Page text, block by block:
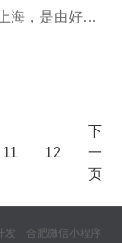
海，是由好医
家销售健康
评估、健康资
服务，打造以
11 12
下
一
页
发 合肥微信小程序